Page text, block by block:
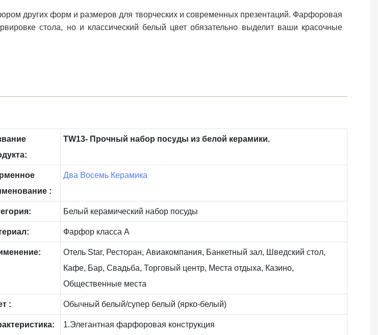
других форм и размеров для творческих и современных презентаций. Фарфоровая
стола, но и классический белый цвет обязательно выделит ваши красочные
TW13- Прочный набор посуды из белой керамики.
:
Два Восемь Керамика
Белый керамический набор посуды
Фарфор класса А
Отель Star, Ресторан, Авиакомпания, Банкетный зал, Шведский стол,
Кафе, Бар, Свадьба, Торговый центр, Места отдыха, Казино,
Общественные места
: Обычный белый/супер белый (ярко-белый)
1.Элегантная фарфоровая конструкция